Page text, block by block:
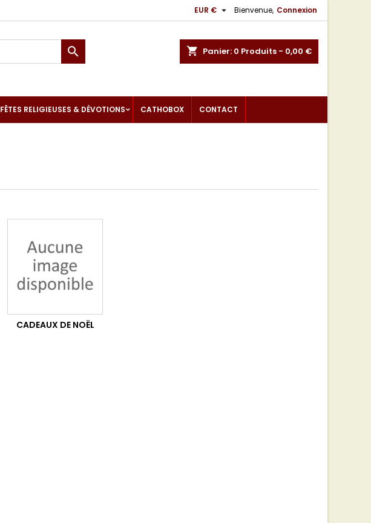
Bienvenue, Connexion
EUR € 
shopping_cart Panier: 0 Produits - 0,00 €

FÊTES RELIGIEUSES & DÉVOTIONS CATHOBOX CONTACT
CADEAUX DE NOËL